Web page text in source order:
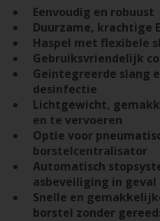
Eenvoudig en robuust
Duurzame, krachtige
Haspel met flexibele
Gebruiksvriendelijk
Geintegreerde slang
desinfectie
Lichtgewicht,
en te vervoeren
Optie voor
borstelcentralisator
Automatisch
asbeveiliging in
Snelle en
borstel zonder